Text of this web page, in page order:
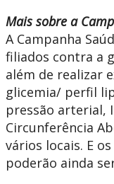
Mais sobre a
A Campanha
filiados contra a
além de realizar
glicemia/ perfil
pressão arterial,
Circunferência
vários locais. E
poderão ainda